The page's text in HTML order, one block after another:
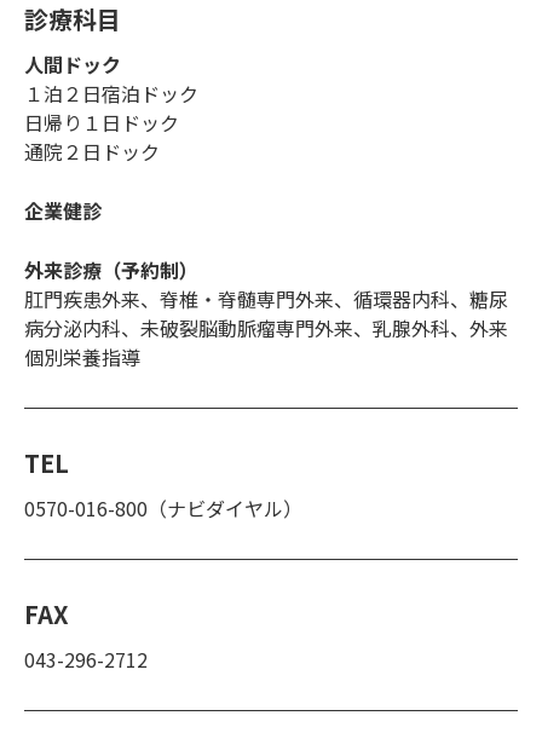
診療科目
人間ドック
１泊２日宿泊ドック
日帰り１日ドック
通院２日ドック
企業健診
外来診療（予約制）
肛門疾患外来、脊椎・脊髄専門外来、循環器内科、糖尿
病分泌内科、未破裂脳動脈瘤専門外来、乳腺外科、外来
個別栄養指導
TEL
0570-016-800（ナビダイヤル）
FAX
043-296-2712